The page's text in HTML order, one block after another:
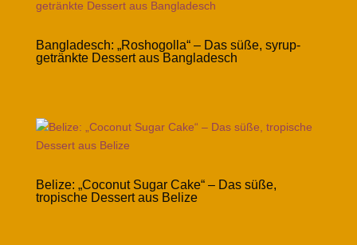
Bangladesch: „Roshogolla“ – Das süße, syrup-
getränkte Dessert aus Bangladesch
Belize: „Coconut Sugar Cake“ – Das süße,
tropische Dessert aus Belize